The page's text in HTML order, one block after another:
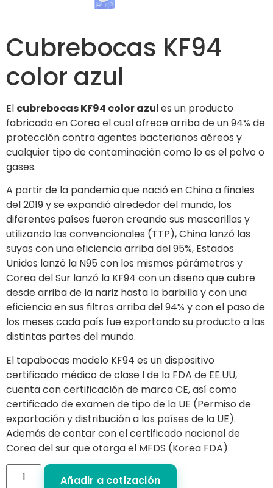
Cubrebocas KF94
color azul
El cubrebocas KF94 color azules un producto
fabricado en Corea el cual ofrece arriba de un 94% de
protección contra agentes bacterianos aéreos y
cualquier tipo de contaminación como lo es el polvo o
gases.
A partir de la pandemia que nació en China a finales
del 2019 y se expandió alrededor del mundo, los
diferentes países fueron creando sus mascarillas y
utilizando las convencionales (TTP), China lanzó las
suyas con una eficiencia arriba del 95%, Estados
Unidos lanzó la N95 con los mismos párámetros y
Corea del Sur lanzó la KF94 con un diseño que cubre
desde arriba de la nariz hasta la barbilla y con una
eficiencia en sus filtros arriba del 94% y con el paso de
los meses cada país fue exportando su producto a las
distintas partes del mundo.
El tapabocas modelo KF94 es un dispositivo
certificado médico de clase I de la FDA de EE.UU,
cuenta con certificación de marca CE, así como
certificado de examen de tipo de la UE (Permiso de
exportación y distribución a los países de la UE).
Además de contar con el certificado nacional de
Corea del sur que otorga el MFDS (Korea FDA)
Añadir a cotización